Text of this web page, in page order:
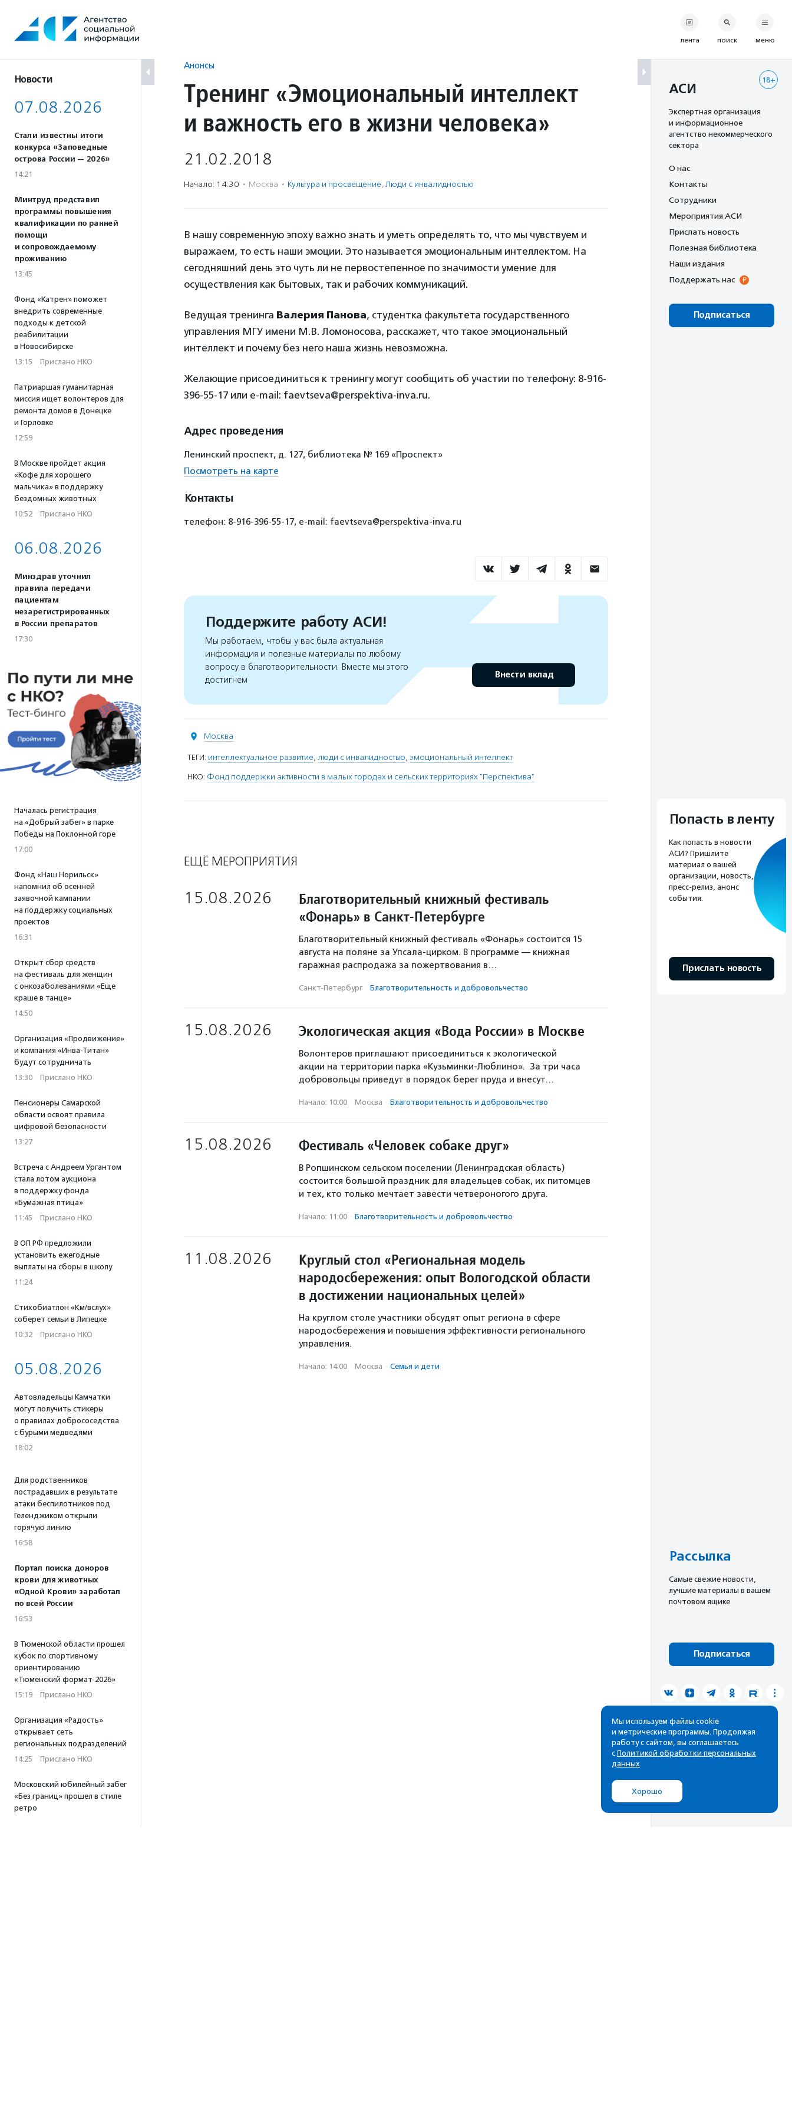
содержанию
Новости
07.08.2026
Стали известны итоги
конкурса «Заповедные
острова России — 2026»
14:21
Минтруд представил
программы повышения
квалификации по ранней
помощи
и сопровождаемому
проживанию
13:45
Фонд «Катрен» поможет
внедрить современные
подходы к детской
реабилитации
в Новосибирске
13:15 · Прислано НКО
Патриаршая гуманитарная
миссия ищет волонтеров для
ремонта домов в Донецке
и Горловке
12:59
В Москве пройдет акция
«Кофе для хорошего
мальчика» в поддержку
бездомных животных
10:52 · Прислано НКО
06.08.2026
Минздрав уточнил
правила передачи
пациентам
незарегистрированных
в России препаратов
17:30
Началась регистрация
на «Добрый забег» в парке
Победы на Поклонной горе
17:00
Фонд «Наш Норильск»
напомнил об осенней
заявочной кампании
на поддержку социальных
проектов
16:31
Открыт сбор средств
на фестиваль для женщин
с онкозаболеваниями «Еще
краше в танце»
14:50
Организация «Продвижение»
и компания «Инва-Титан»
будут сотрудничать
13:30 · Прислано НКО
Пенсионеры Самарской
области освоят правила
цифровой безопасности
13:27
Встреча с Андреем Ургантом
стала лотом аукциона
в поддержку фонда
«Бумажная птица»
11:45 · Прислано НКО
В ОП РФ предложили
установить ежегодные
выплаты на сборы в школу
11:24
Стихобиатлон «Км/вслух»
соберет семьи в Липецке
10:32 · Прислано НКО
05.08.2026
Автовладельцы Камчатки
могут получить стикеры
о правилах добрососедства
с бурыми медведями
18:02
Для родственников
пострадавших в результате
атаки беспилотников под
Геленджиком открыли
горячую линию
16:58
Портал поиска доноров
крови для животных
«Одной Крови» заработал
по всей России
16:53
В Тюменской области прошел
кубок по спортивному
ориентированию
«Тюменский формат-2026»
15:19 · Прислано НКО
Организация «Радость»
открывает сеть
региональных подразделений
14:25 · Прислано НКО
Московский юбилейный забег
«Без границ» прошел в стиле
ретро
Анонсы
Тренинг «Эмоциональный интеллект
и важность его в жизни человека»
21.02.2018
Начало: 14:30 · Москва · Культура и просвещение, Люди с инвалидностью
В нашу современную эпоху важно знать и уметь определять то, что мы чувствуем и
выражаем, то есть наши эмоции. Это называется эмоциональным интеллектом. На
сегодняшний день это чуть ли не первостепенное по значимости умение для
осуществления как бытовых, так и рабочих коммуникаций.
Ведущая тренинга Валерия Панова, студентка факультета государственного
управления МГУ имени М.В. Ломоносова, расскажет, что такое эмоциональный
интеллект и почему без него наша жизнь невозможна.
Желающие присоединиться к тренингу могут сообщить об участии по телефону: 8-916-
396-55-17 или e-mail: faevtseva@perspektiva-inva.ru.
Адрес проведения
Ленинский проспект, д. 127, библиотека № 169 «Проспект»
Посмотреть на карте
Контакты
телефон: 8-916-396-55-17, e-mail: faevtseva@perspektiva-inva.ru
Поддержите работу АСИ!
Мы работаем, чтобы у вас была актуальная
информация и полезные материалы по любому
вопросу в благотворительности. Вместе мы этого
достигнем
Внести вклад
Москва
ТЕГИ: интеллектуальное развитие, люди с инвалидностью, эмоциональный интеллект
НКО: Фонд поддержки активности в малых городах и сельских территориях "Перспектива"
ЕЩЁ МЕРОПРИЯТИЯ
15.08.2026
Благотворительный книжный фестиваль
«Фонарь» в Санкт-Петербурге
Благотворительный книжный фестиваль «Фонарь» состоится 15
августа на поляне за Упсала-цирком. В программе — книжная
гаражная распродажа за пожертвования в…
Санкт-Петербург · Благотвори­тель­ность и доброволь­чест­во
15.08.2026 Экологическая акция «Вода России» в Москве
Волонтеров приглашают присоединиться к экологической
акции на территории парка «Кузьминки-Люблино». За три часа
добровольцы приведут в порядок берег пруда и внесут…
Начало: 10:00 · Москва · Благотвори­тель­ность и доброволь­чест­во
15.08.2026 Фестиваль «Человек собаке друг»
В Ропшинском сельском поселении (Ленинградская область)
состоится большой праздник для владельцев собак, их питомцев
и тех, кто только мечтает завести четвероногого друга.
Начало: 11:00 · Благотвори­тель­ность и доброволь­чест­во
11.08.2026
Круглый стол «Региональная модель
народосбережения: опыт Вологодской области
в достижении национальных целей»
На круглом столе участники обсудят опыт региона в сфере
народосбережения и повышения эффективности регионального
управления.
Начало: 14:00 · Москва · Семья и дети
лента поиск меню
18+
АСИ
Экспертная организация
и информационное
агентство некоммерческого
сектора
О нас
Контакты
Сотрудники
Мероприятия АСИ
Прислать новость
Полезная библиотека
Наши издания
Поддержать нас
Подписаться
Попасть в ленту
Как попасть в новости
АСИ? Пришлите
материал о вашей
организации, новость,
пресс-релиз, анонс
события.
Прислать новость
Рассылка
Cамые свежие новости,
лучшие материалы в вашем
почтовом ящике
Подписаться
Мы используем файлы cookie
и метрические программы. Продолжая
работу с сайтом, вы соглашаетесь
с Политикой обработки персональных
данных
Хорошо